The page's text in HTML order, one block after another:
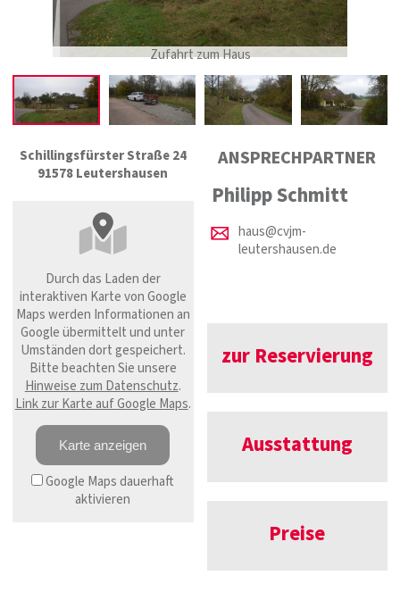
Zufahrt zum Haus
Schillingsfürster Straße 24
91578 Leutershausen
Durch das Laden der
interaktiven Karte von Google
Maps werden Informationen an
Google übermittelt und unter
Umständen dort gespeichert.
Bitte beachten Sie unsere
Hinweise zum Datenschutz.
Link zur Karte auf Google Maps.
Karte anzeigen
Google Maps dauerhaft
aktivieren
ANSPRECHPARTNER
Philipp Schmitt
haus@cvjm-
leutershausen.de
zur Reservierung
Ausstattung
Preise